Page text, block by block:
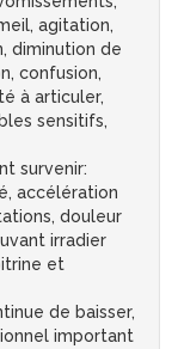
agitation,
diminution de
confusion,
à articuler,
sensitifs,
survenir:
accélération
douleur
irradier
et
de baisser,
important